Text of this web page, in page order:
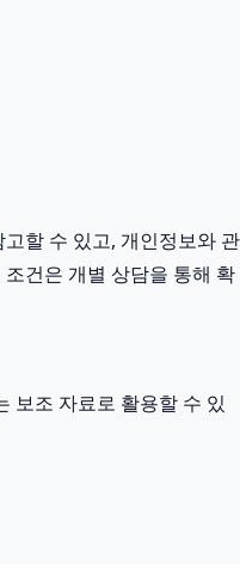
고할 수 있고, 개인정보와 관
건은 개별 상담을 통해 확
보조 자료로 활용할 수 있